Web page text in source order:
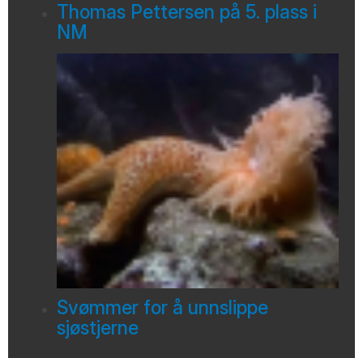
Thomas Pettersen på 5. plass i
NM
Svømmer for å unnslippe
sjøstjerne